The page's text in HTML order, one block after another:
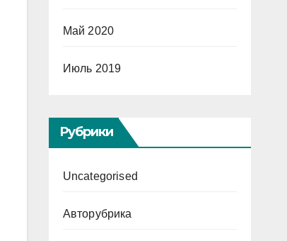
Май 2020
Июль 2019
Рубрики
Uncategorised
Авторубрика